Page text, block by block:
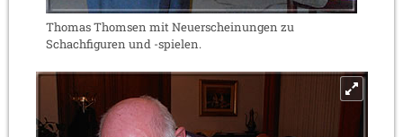
Thomas Thomsen mit Neuerscheinungen zu
Schachfiguren und -spielen.